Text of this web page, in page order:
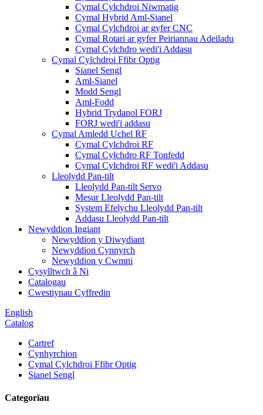
Cymal Cylchdroi Niwmatig
Cymal Hybrid Aml-Sianel
Cymal Cylchdroi ar gyfer CNC
Cymal Rotari ar gyfer Peiriannau Adeiladu
Cymal Cylchdro wedi'i Addasu
Cymal Cylchdroi Ffibr Optig
Sianel Sengl
Aml-Sianel
Modd Sengl
Aml-Fodd
Hybrid Trydanol FORJ
FORJ wedi'i addasu
Cymal Amledd Uchel RF
Cymal Cylchdroi RF
Cymal Cylchdro RF Tonfedd
Cymal Cylchdroi RF wedi'i Addasu
Lleolydd Pan-tilt
Lleolydd Pan-tilt Servo
Mesur Lleolydd Pan-tilt
System Efelychu Lleolydd Pan-tilt
Addasu Lleolydd Pan-tilt
Newyddion Ingiant
Newyddion y Diwydiant
Newyddion Cynnyrch
Newyddion y Cwmni
Cysylltwch â Ni
Catalogau
Cwestiynau Cyffredin
English
Catalog
Cartref
Cynhyrchion
Cymal Cylchdroi Ffibr Optig
Sianel Sengl
Categorïau